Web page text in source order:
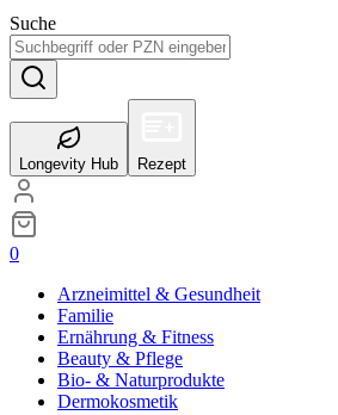
Suche
Longevity Hub Rezept
0
Arzneimittel & Gesundheit
Familie
Ernährung & Fitness
Beauty & Pflege
Bio- & Naturprodukte
Dermokosmetik